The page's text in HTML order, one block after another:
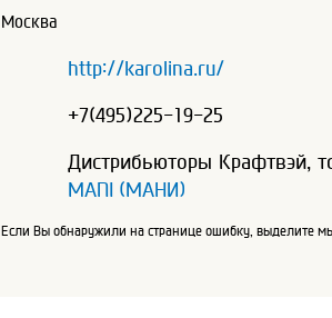
Москва
http://karolina.ru/
+7(495)225-19-25
Дистрибьюторы Крафтвэй,
MANI (МАНИ)
Если Вы обнаружили на странице ошибку, выделите